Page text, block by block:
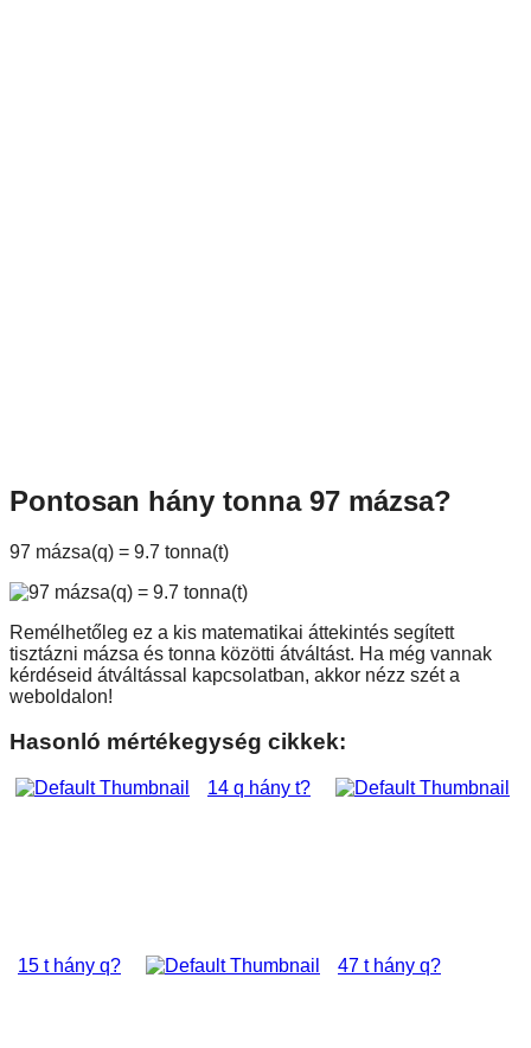
Pontosan hány tonna 97 mázsa?
97 mázsa(q) = 9.7 tonna(t)
Remélhetőleg ez a kis matematikai áttekintés segített
tisztázni mázsa és tonna közötti átváltást. Ha még vannak
kérdéseid átváltással kapcsolatban, akkor nézz szét a
weboldalon!
Hasonló mértékegység cikkek:
14 q hány t?
15 t hány q? 47 t hány q?